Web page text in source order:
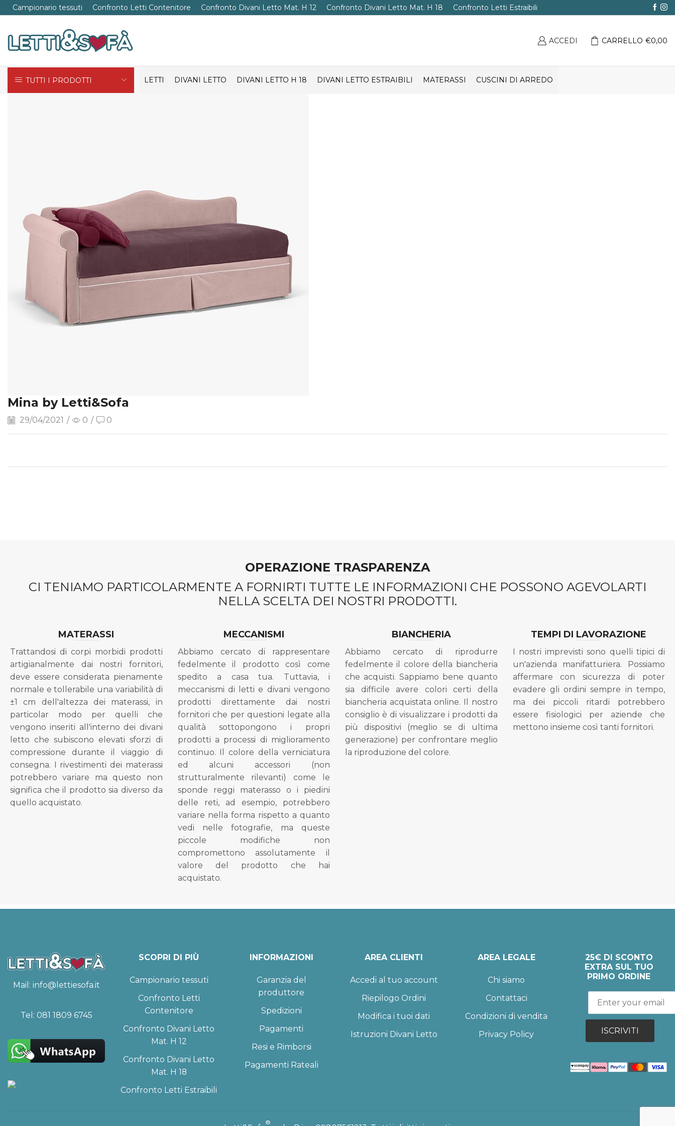
Campionario tessuti Confronto Letti Contenitore Confronto Divani Letto Mat. H 12 Confronto Divani Letto Mat. H 18 Confronto Letti Estraibili
ACCEDI CARRELLO €0,00
TUTTI I PRODOTTI LETTI DIVANI LETTO DIVANI LETTO H 18 DIVANI LETTO ESTRAIBILI MATERASSI CUSCINI DI ARREDO
Mina by Letti&Sofa
29/04/2021 / 0 / 0
OPERAZIONE TRASPARENZA
CI TENIAMO PARTICOLARMENTE A FORNIRTI TUTTE LE INFORMAZIONI CHE POSSONO AGEVOLARTI
NELLA SCELTA DEI NOSTRI PRODOTTI.
MATERASSI
Trattandosi di corpi morbidi prodotti
artigianalmente dai nostri fornitori,
deve essere considerata pienamente
normale e tollerabile una variabilità di
±1 cm dell'altezza dei materassi, in
particolar modo per quelli che
vengono inseriti all'interno dei divani
letto che subiscono elevati sforzi di
compressione durante il viaggio di
consegna. I rivestimenti dei materassi
potrebbero variare ma questo non
significa che il prodotto sia diverso da
quello acquistato.
MECCANISMI
Abbiamo cercato di rappresentare
fedelmente il prodotto così come
spedito a casa tua. Tuttavia, i
meccanismi di letti e divani vengono
prodotti direttamente dai nostri
fornitori che per questioni legate alla
qualità sottopongono i propri
prodotti a processi di miglioramento
continuo. Il colore della verniciatura
ed alcuni accessori (non
strutturalmente rilevanti) come le
sponde reggi materasso o i piedini
delle reti, ad esempio, potrebbero
variare nella forma rispetto a quanto
vedi nelle fotografie, ma queste
piccole modifiche non
compromettono assolutamente il
valore del prodotto che hai
acquistato.
BIANCHERIA
Abbiamo cercato di riprodurre
fedelmente il colore della biancheria
che acquisti. Sappiamo bene quanto
sia difficile avere colori certi della
biancheria acquistata online. Il nostro
consiglio è di visualizzare i prodotti da
più dispositivi (meglio se di ultima
generazione) per confrontare meglio
la riproduzione del colore.
TEMPI DI LAVORAZIONE
I nostri imprevisti sono quelli tipici di
un'azienda manifatturiera. Possiamo
affermare con sicurezza di poter
evadere gli ordini sempre in tempo,
ma dei piccoli ritardi potrebbero
essere fisiologici per aziende che
mettono insieme così tanti fornitori.
Mail: info@lettiesofa.it
Tel: 081 1809 6745
SCOPRI DI PIÙ
Campionario tessuti
Confronto Letti
Contenitore
Confronto Divani Letto
Mat. H 12
Confronto Divani Letto
Mat. H 18
Confronto Letti Estraibili
INFORMAZIONI
Garanzia del
produttore
Spedizioni
Pagamenti
Resi e Rimborsi
Pagamenti Rateali
AREA CLIENTI
Accedi al tuo account
Riepilogo Ordini
Modifica i tuoi dati
Istruzioni Divani Letto
AREA LEGALE
Chi siamo
Contattaci
Condizioni di vendita
Privacy Policy
25€ DI SCONTO
EXTRA SUL TUO
PRIMO ORDINE
ISCRIVITI
®